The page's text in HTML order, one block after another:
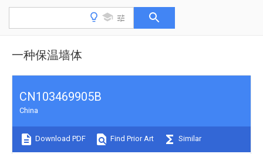
一种保温墙体
CN103469905B
China
Download PDF Find Prior Art Similar